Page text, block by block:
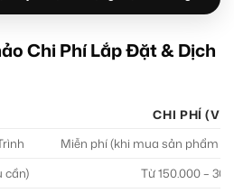
Chi Phí Lắp Đặt & Dịch
CHI PHÍ
Miễn phí (khi mua sản phẩm
cần)
Từ 150.000 –